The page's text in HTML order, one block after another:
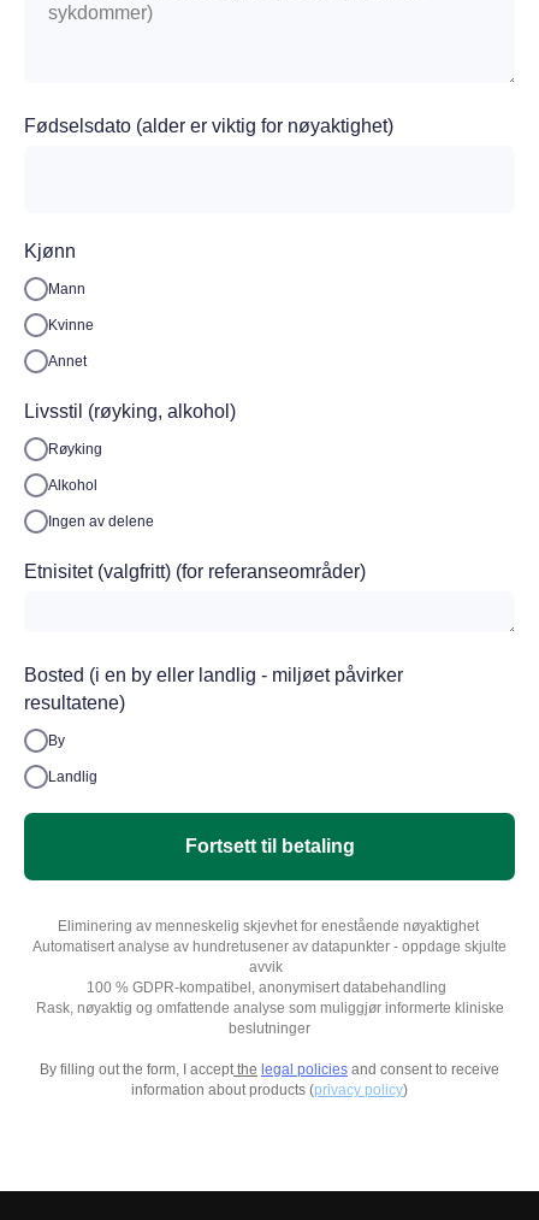
Fødselsdato (alder er viktig for nøyaktighet)
Kjønn
Mann
Kvinne
Annet
Livsstil (røyking, alkohol)
Røyking
Alkohol
Ingen av delene
Etnisitet (valgfritt) (for referanseområder)
Bosted (i en by eller landlig - miljøet påvirker
resultatene)
By
Landlig
Fortsett til betaling
Eliminering av menneskelig skjevhet for enestående nøyaktighet
Automatisert analyse av hundretusener av datapunkter - oppdage skjulte
avvik
100 % GDPR-kompatibel, anonymisert databehandling
Rask, nøyaktig og omfattende analyse som muliggjør informerte kliniske
beslutninger
By filling out the form, I accept the legal policies and consent to receive
information about products (privacy policy)